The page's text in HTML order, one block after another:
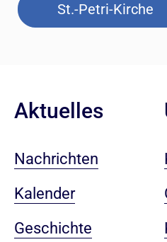
St.-Petri-Kirche
Aktuelles
Nachrichten
Kalender
Geschichte